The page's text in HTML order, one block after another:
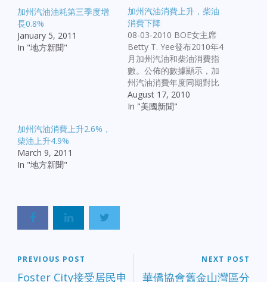
加州汽油油耗第三季度增
長0.8%
January 5, 2011
In "地方新聞"
加州汽油消費上升，柴油
消費下降
08-03-2010 BOE女主席
Betty T. Yee發布2010年4
月加州汽油和柴油消費指
數。公佈的數據顯示，加
州汽油消費年度同期對比
略微增長0.6%，而柴油年
度同期下降7.1%。自10月
年4月按照較低價格銷售所
產生的2.19億元增長了1.1
August 17, 2010
In "美國新聞"
加州汽油消費上升2.6%，
柴油上升4.9%
March 9, 2011
In "地方新聞"
PREVIOUS POST
Foster City接受居民申
NEXT POST
華僑協會舊金山灣區分